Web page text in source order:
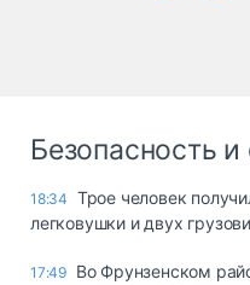
Безопасность
18:34 Трое человек
легковушки и двух
17:49 Во Фрунзенском